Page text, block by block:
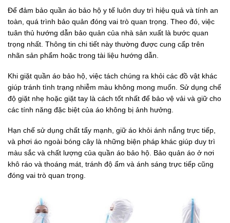
Để đảm bảo quần áo bảo hộ y tế luôn duy trì hiệu quả và tính an
toàn, quá trình bảo quản đóng vai trò quan trọng. Theo đó, việc
tuân thủ hướng dẫn bảo quản của nhà sản xuất là bước quan
trọng nhất. Thông tin chi tiết này thường được cung cấp trên
nhãn sản phẩm hoặc trong tài liệu hướng dẫn.
Khi giặt quần áo bảo hộ, việc tách chúng ra khỏi các đồ vật khác
giúp tránh tình trạng nhiễm màu không mong muốn. Sử dụng chế
độ giặt nhẹ hoặc giặt tay là cách tốt nhất để bảo vệ vải và giữ cho
các tính năng đặc biệt của áo không bị ảnh hưởng.
Hạn chế sử dụng chất tẩy mạnh, giữ áo khỏi ánh nắng trực tiếp,
và phơi áo ngoài bóng cây là những biện pháp khác giúp duy trì
màu sắc và chất lượng của quần áo bảo hộ. Bảo quản áo ở nơi
khô ráo và thoáng mát, tránh độ ẩm và ánh sáng trực tiếp cũng
đóng vai trò quan trọng.